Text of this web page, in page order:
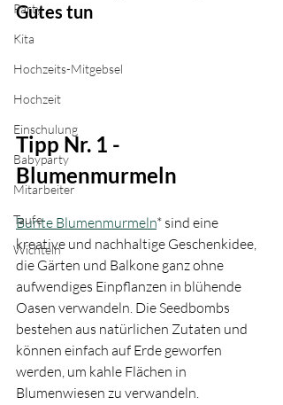
Party
Kita
Hochzeits-Mitgebsel
Hochzeit
Einschulung
Babyparty
Mitarbeiter
Taufe
Wichteln
Gutes tun
Tipp Nr. 1 -
Blumenmurmeln
Bunte Blumenmurmeln* sind eine
kreative und nachhaltige Geschenkidee,
die Gärten und Balkone ganz ohne
aufwendiges Einpflanzen in blühende
Oasen verwandeln. Die Seedbombs
bestehen aus natürlichen Zutaten und
können einfach auf Erde geworfen
werden, um kahle Flächen in
Blumenwiesen zu verwandeln.